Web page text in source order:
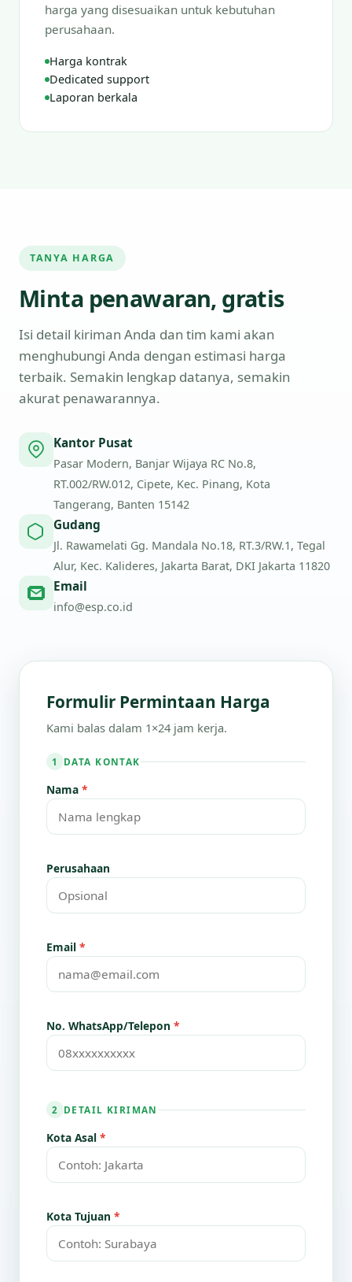
harga yang disesuaikan untuk kebutuhan
perusahaan.
Harga kontrak
Dedicated support
Laporan berkala
TANYA HARGA
Minta penawaran, gratis
Isi detail kiriman Anda dan tim kami akan
menghubungi Anda dengan estimasi harga
terbaik. Semakin lengkap datanya, semakin
akurat penawarannya.
Kantor Pusat
Pasar Modern, Banjar Wijaya RC No.8,
RT.002/RW.012, Cipete, Kec. Pinang, Kota
Tangerang, Banten 15142
Gudang
Jl. Rawamelati Gg. Mandala No.18, RT.3/RW.1, Tegal
Alur, Kec. Kalideres, Jakarta Barat, DKI Jakarta 11820
Email
info@esp.co.id
Formulir Permintaan Harga
Kami balas dalam 1×24 jam kerja.
1 DATA KONTAK
Nama *
Perusahaan
Email *
No. WhatsApp/Telepon *
2 DETAIL KIRIMAN
Kota Asal *
Kota Tujuan *